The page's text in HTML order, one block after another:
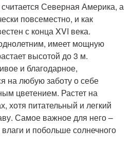
Северная Америка, а
повсеместно, и как
с конца XVI века.
имеет мощную
высотой до 3 м.
и благодарное,
на любую заботу о себе
цветением. Растет на
хотя питательный и легкий
Самое важное для него –
и побольше солнечного